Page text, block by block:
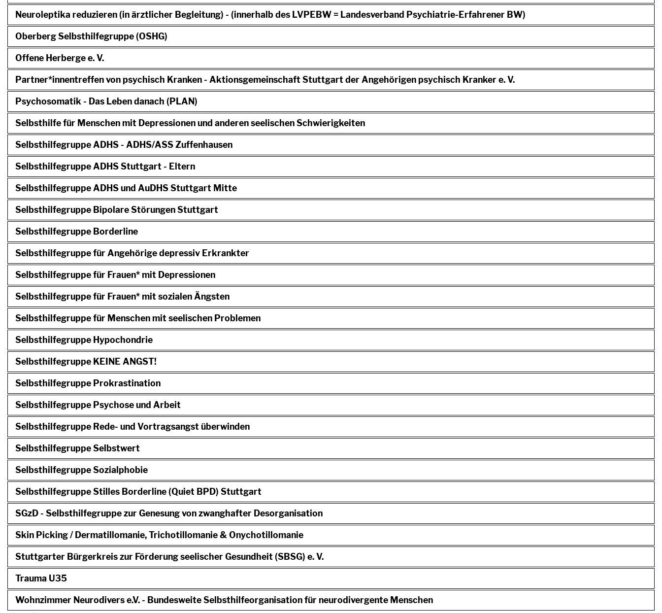
Neuroleptika reduzieren (in ärztlicher Begleitung) - (innerhalb des LVPEBW = Landesverband Psychiatrie-Erfahrener BW)
Oberberg Selbsthilfegruppe (OSHG)
Offene Herberge e. V.
Partner*innentreffen von psychisch Kranken - Aktionsgemeinschaft Stuttgart der Angehörigen psychisch Kranker e. V.
Psychosomatik - Das Leben danach (PLAN)
Selbsthilfe für Menschen mit Depressionen und anderen seelischen Schwierigkeiten
Selbsthilfegruppe ADHS - ADHS/ASS Zuffenhausen
Selbsthilfegruppe ADHS Stuttgart - Eltern
Selbsthilfegruppe ADHS und AuDHS Stuttgart Mitte
Selbsthilfegruppe Bipolare Störungen Stuttgart
Selbsthilfegruppe Borderline
Selbsthilfegruppe für Angehörige depressiv Erkrankter
Selbsthilfegruppe für Frauen* mit Depressionen
Selbsthilfegruppe für Frauen* mit sozialen Ängsten
Selbsthilfegruppe für Menschen mit seelischen Problemen
Selbsthilfegruppe Hypochondrie
Selbsthilfegruppe KEINE ANGST!
Selbsthilfegruppe Prokrastination
Selbsthilfegruppe Psychose und Arbeit
Selbsthilfegruppe Rede- und Vortragsangst überwinden
Selbsthilfegruppe Selbstwert
Selbsthilfegruppe Sozialphobie
Selbsthilfegruppe Stilles Borderline (Quiet BPD) Stuttgart
SGzD - Selbsthilfegruppe zur Genesung von zwanghafter Desorganisation
Skin Picking / Dermatillomanie, Trichotillomanie & Onychotillomanie
Stuttgarter Bürgerkreis zur Förderung seelischer Gesundheit (SBSG) e. V.
Trauma U35
Wohnzimmer Neurodivers e.V. - Bundesweite Selbsthilfeorganisation für neurodivergente Menschen